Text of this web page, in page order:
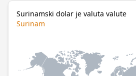
Surinamski dolar je valuta valute
Surinam